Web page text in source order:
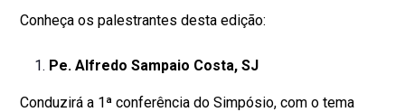
Conheça os palestrantes desta edição:
Pe. Alfredo Sampaio Costa, SJ
Conduzirá a 1ª conferência do Simpósio, com o tema